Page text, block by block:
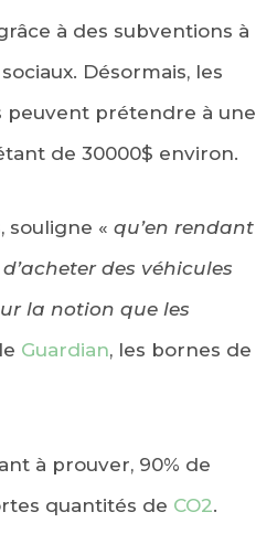
à des subventions à
Désormais, les
peuvent prétendre à une
de 30000$ environ.
souligne « qu’en rendant
des véhicules
la notion que les
Guardian, les bornes de
à prouver, 90% de
quantités de CO2.